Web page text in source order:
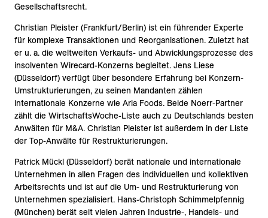
Gesellschaftsrecht.
Christian Pleister (Frankfurt/Berlin) ist ein führender Experte
für komplexe Transaktionen und Reorganisationen. Zuletzt hat
er u. a. die weltweiten Verkaufs- und Abwicklungsprozesse des
insolventen Wirecard-Konzerns begleitet. Jens Liese
(Düsseldorf) verfügt über besondere Erfahrung bei Konzern-
Umstrukturierungen, zu seinen Mandanten zählen
internationale Konzerne wie Arla Foods. Beide Noerr-Partner
zählt die WirtschaftsWoche-Liste auch zu Deutschlands besten
Anwälten für M&A. Christian Pleister ist außerdem in der Liste
der Top-Anwälte für Restrukturierungen.
Patrick Mückl (Düsseldorf) berät nationale und internationale
Unternehmen in allen Fragen des individuellen und kollektiven
Arbeitsrechts und ist auf die Um- und Restrukturierung von
Unternehmen spezialisiert. Hans-Christoph Schimmelpfennig
(München) berät seit vielen Jahren Industrie-, Handels- und